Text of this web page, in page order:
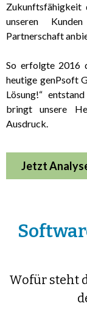
Zukunftsfähigkeit
unseren
Partnerschaft
So erfolgte 2016
heutige genPsoft
Lösung!“
bringt unsere
Ausdruck.
Jetzt
Wofür steht